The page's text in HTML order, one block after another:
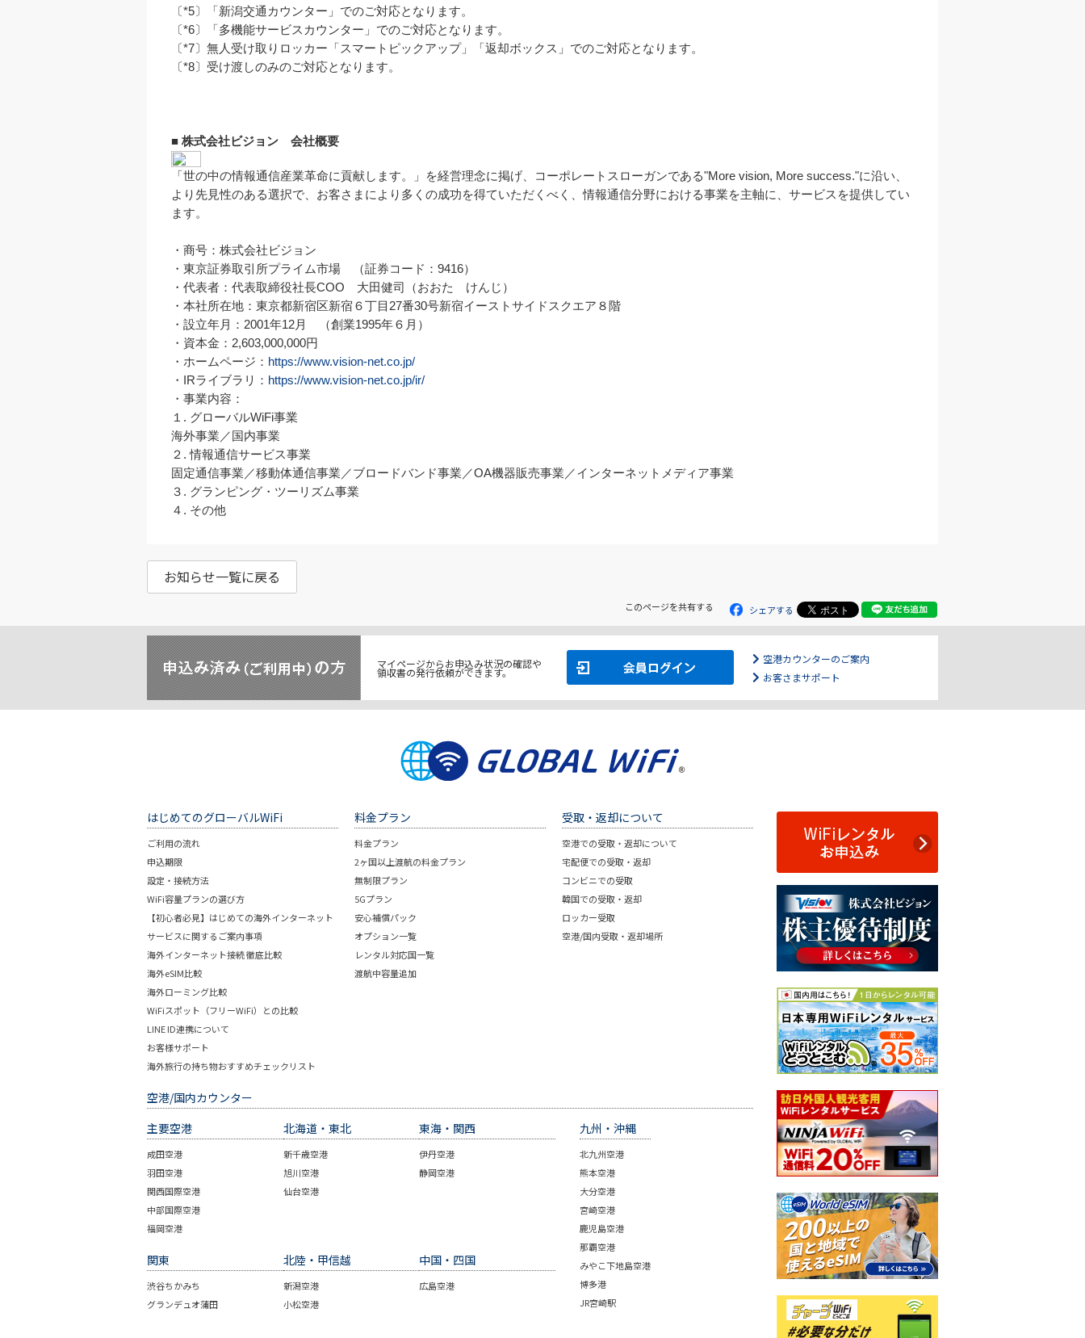
〔*5〕「新潟交通カウンター」でのご対応となります。
〔*6〕「多機能サービスカウンター」でのご対応となります。
〔*7〕無人受け取りロッカー「スマートピックアップ」「返却ボックス」でのご対応となります。
〔*8〕受け渡しのみのご対応となります。
■ 株式会社ビジョン　会社概要
「世の中の情報通信産業革命に貢献します。」を経営理念に掲げ、コーポレートスローガンである"More vision, More success."に沿い、
より先見性のある選択で、お客さまにより多くの成功を得ていただくべく、情報通信分野における事業を主軸に、サービスを提供してい
ます。
・商号：株式会社ビジョン
・東京証券取引所プライム市場　（証券コード：9416）
・代表者：代表取締役社長COO　大田健司（おおた　けんじ）
・本社所在地：東京都新宿区新宿６丁目27番30号新宿イーストサイドスクエア８階
・設立年月：2001年12月　（創業1995年６月）
・資本金：2,603,000,000円
・ホームページ： https://www.vision-net.co.jp/
・IRライブラリ： https://www.vision-net.co.jp/ir/
・事業内容：
１. グローバルWiFi事業
海外事業／国内事業
２. 情報通信サービス事業
固定通信事業／移動体通信事業／ブロードバンド事業／OA機器販売事業／インターネットメディア事業
３. グランピング・ツーリズム事業
４. その他
お知らせ一覧に戻る
このページを共有する シェアする
マイページからお申込み状況の確認や
領収書の発行依頼ができます。
空港カウンターのご案内
お客さまサポート
はじめてのグローバルWiFi
ご利用の流れ
申込期限
設定・接続方法
WiFi容量プランの選び方
【初心者必見】はじめての海外インターネット
サービスに関するご案内事項
海外インターネット接続 徹底比較
海外eSIM比較
海外ローミング比較
WiFiスポット（フリーWiFi）との比較
LINE ID連携について
お客様サポート
海外旅行の持ち物おすすめチェックリスト
料金プラン
料金プラン
2ヶ国以上渡航の料金プラン
無制限プラン
5Gプラン
安心補償パック
オプション一覧
レンタル対応国一覧
渡航中容量追加
受取・返却について
空港での受取・返却について
宅配便での受取・返却
コンビニでの受取
韓国での受取・返却
ロッカー受取
空港/国内受取・返却場所
空港/国内カウンター
主要空港
成田空港
羽田空港
関西国際空港
中部国際空港
福岡空港
北海道・東北
新千歳空港
旭川空港
仙台空港
東海・関西
伊丹空港
静岡空港
関東
渋谷ちかみち
グランデュオ蒲田
北陸・甲信越
新潟空港
小松空港
中国・四国
広島空港
九州・沖縄
北九州空港
熊本空港
大分空港
宮崎空港
鹿児島空港
那覇空港
みやこ下地島空港
博多港
JR宮崎駅